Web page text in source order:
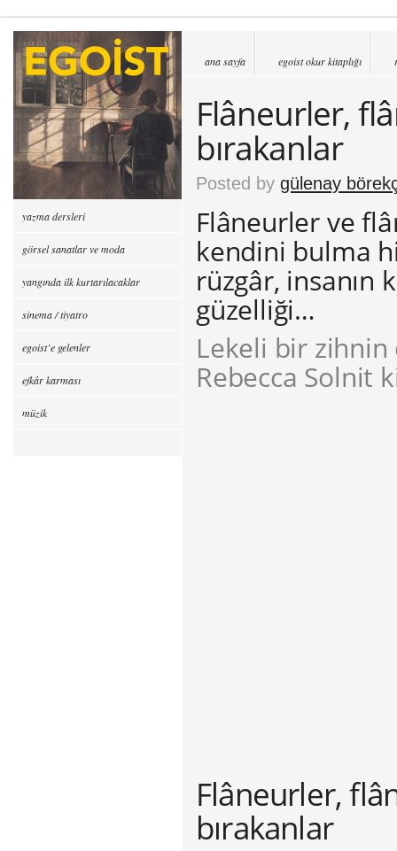
ana sayfa egoist okur kitaplığı
Flâneurler,
bırakanlar
Posted by gülenay
Flâneurler ve
kendini bulma
rüzgâr, insanın
güzelliği…
Lekeli bir zihnin
Rebecca Solnit
Flâneurler,
bırakanlar
yazma dersleri
görsel sanatlar ve moda
yangında ilk kurtarılacaklar
sinema / tiyatro
egoist’e gelenler
efkâr karması
müzik